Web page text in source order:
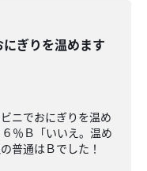
にぎりを温めます
ニでおにぎりを温め
％Ｂ「いいえ。温め
普通はＢでした！